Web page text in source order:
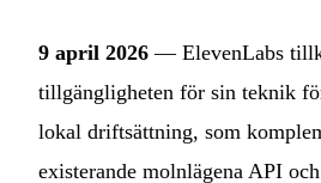
9 april 2026 — ElevenLabs
tillgängligheten för sin teknik
lokal driftsättning, som
existerande molnlägena API